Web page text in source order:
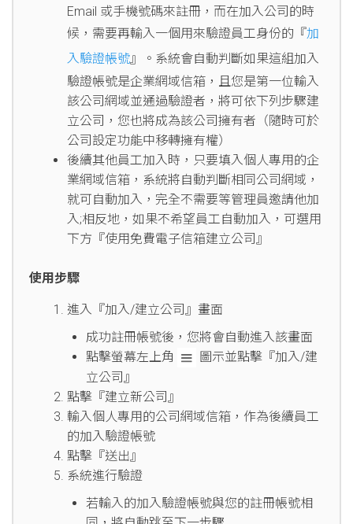
Email 或手機號碼來註冊，而在加入公司的時
候，需要再輸入一個用來驗證員工身份的『加
入驗證帳號』。系統會自動判斷如果這組加入
驗證帳號是企業網域信箱，且您是第一位輸入
該公司網域並通過驗證者，將可依下列步驟建
立公司，您也將成為該公司擁有者（隨時可於
公司設定功能中移轉擁有權）
後續其他員工加入時，只要填入個人專用的企
業網域信箱，系統將自動判斷相同公司網域，
就可自動加入，完全不需要等管理員邀請他加
入;相反地，如果不希望員工自動加入，可選用
下方『使用免費電子信箱建立公司』
使用步驟
進入『加入/建立公司』畫面
成功註冊帳號後，您將會自動進入該畫面
點擊螢幕左上角
圖示並點擊『加入/建
立公司』
點擊『建立新公司』
輸入個人專用的公司網域信箱，作為後續員工
的加入驗證帳號
點擊『送出』
系統進行驗證
若輸入的加入驗證帳號與您的註冊帳號相